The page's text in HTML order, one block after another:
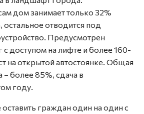
дом занимает только 32%
остальное отводится под
Предусмотрен
доступом на лифте и более 160-
на открытой автостоянке. Общая
– более 85%, сдача в
году.
граждан один на один с